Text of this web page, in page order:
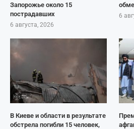
Запорожье около 15
пострадавших
6 августа, 2026
6
В Киеве и области в результате
обстрела погибли 15 человек,